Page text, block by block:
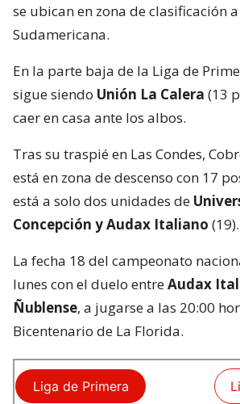
se ubican en zona de clasificación
Sudamericana.
En la parte baja de la Liga de
sigue siendo Unión La Calera (13
caer en casa ante los albos.
Tras su traspié en Las Condes,
está en zona de descenso con 17
está a solo dos unidades de
Concepción y Audax Italiano (19).
La fecha 18 del campeonato
lunes con el duelo entreAudax
Ñublense, a jugarse a las 20:00
Bicentenario de La Florida.